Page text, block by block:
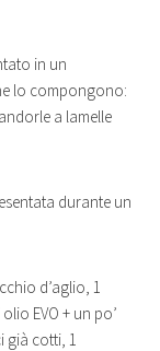
in un
lo compongono:
a lamelle
durante un
d’aglio, 1
EVO + un po’
già cotti, 1